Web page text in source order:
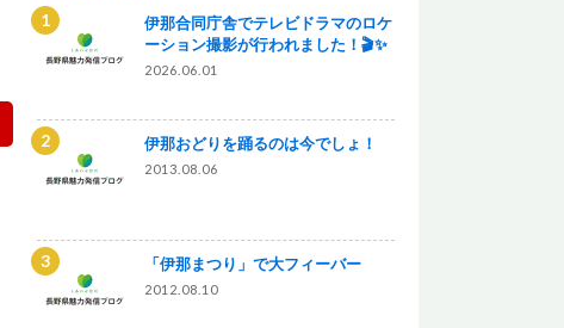
伊那合同庁舎でテレビドラマのロケ
ーション撮影が行われました！🎬✨
2026.06.01
伊那おどりを踊るのは今でしょ！
2013.08.06
「伊那まつり」で大フィーバー
2012.08.10